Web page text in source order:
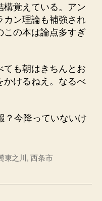
構覚えている。アン
カン理論も補強され
この本は論点多すぎ
ても朝はきちんとお
かけるねえ。なるべ
？今降っていないけ
東之川 ,西条市